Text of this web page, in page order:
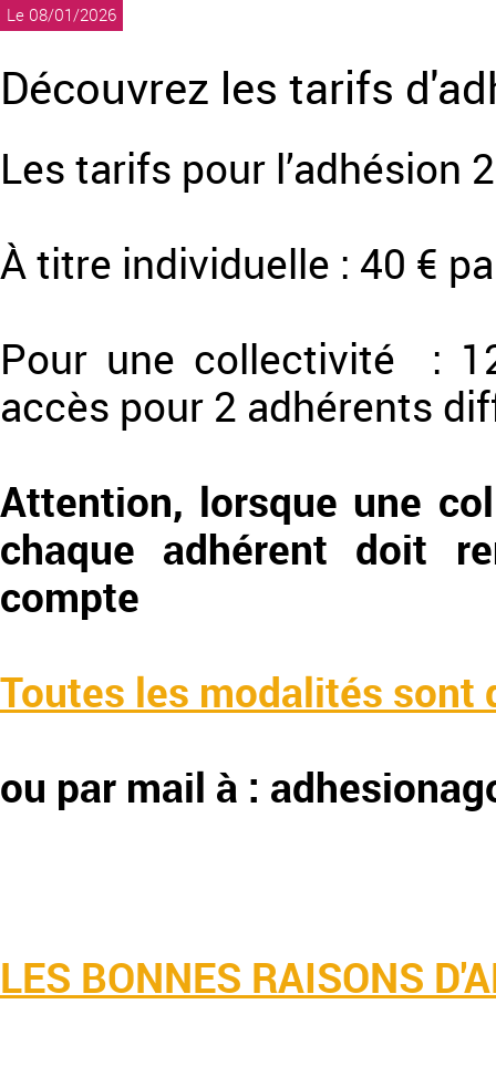
Le 08/01/2026
Découvrez les tarifs
Les tarifs pour l’adhésion
À titre individuelle : 40 €
Pour une collectivité :
accès pour 2 adhérents
Attention, lorsque une
chaque adhérent doit
compte
​Toutes les modalités
ou par mail à :
LES BONNES RAISONS